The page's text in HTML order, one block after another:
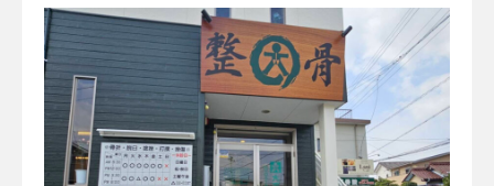
ブログ
お問い合わせ